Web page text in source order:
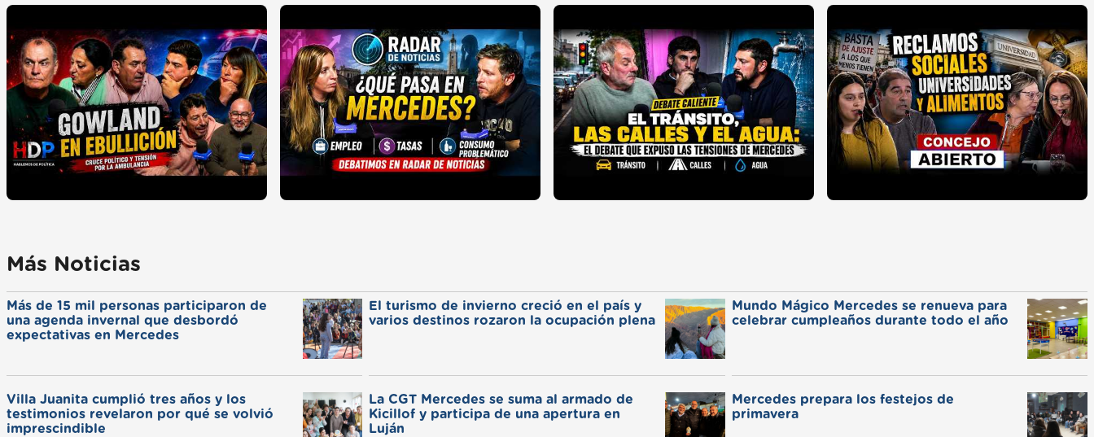
Más Noticias
Más de 15 mil personas participaron de
una agenda invernal que desbordó
expectativas en Mercedes
El turismo de invierno creció en el país y
varios destinos rozaron la ocupación plena
Mundo Mágico Mercedes se renueva para
celebrar cumpleaños durante todo el año
Villa Juanita cumplió tres años y los
testimonios revelaron por qué se volvió
imprescindible
La CGT Mercedes se suma al armado de
Kicillof y participa de una apertura en
Luján
Mercedes prepara los festejos de
primavera